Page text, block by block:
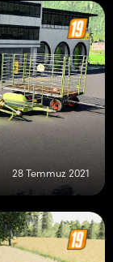
28 Temmuz 2021